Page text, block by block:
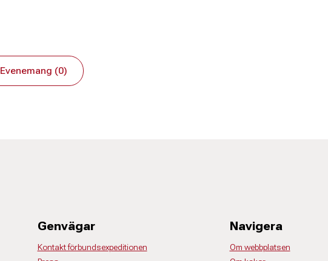
Evenemang (0)
Genvägar
Kontakt förbundsexpeditionen
Navigera
Om webbplatsen